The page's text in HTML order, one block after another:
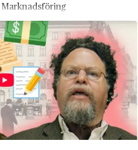
AB
Marknadsföring